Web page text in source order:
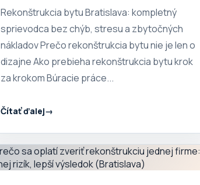
Rekonštrukcia bytu Bratislava: kompletný
sprievodca bez chýb, stresu a zbytočných
nákladov Prečo rekonštrukcia bytu nie je len o
dizajne Ako prebieha rekonštrukcia bytu krok
za krokom Búracie práce...
Čítať ďalej